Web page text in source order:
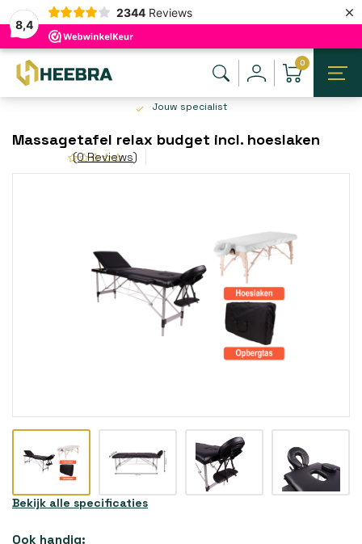
8,4
2344 Reviews ×
0
Jouw specialist
Massagetafel relax budget incl. hoeslaken
(0 Reviews)
Bekijk alle specificaties
Ook handig: